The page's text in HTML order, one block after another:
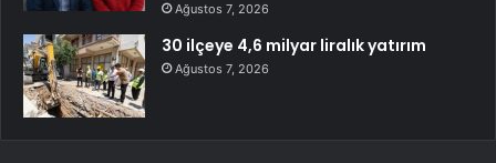
Ağustos 7, 2026
30 ilçeye 4,6 milyar liralık yatırım
Ağustos 7, 2026